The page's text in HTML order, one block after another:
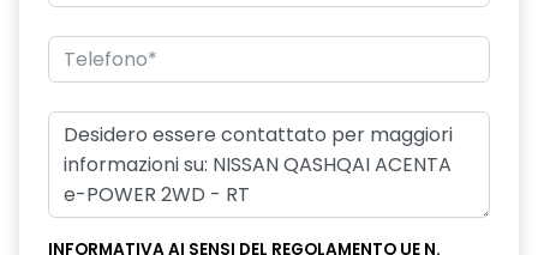
INFORMATIVA AI SENSI DEL REGOLAMENTO UE N.